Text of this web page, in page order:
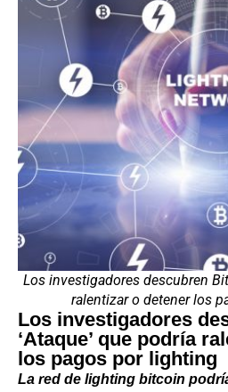
Los investigadores descubren
ralentizar o detener los
Los investigadores
‘Ataque’ que podría
los pagos por lighting
La red de lighting bitcoin